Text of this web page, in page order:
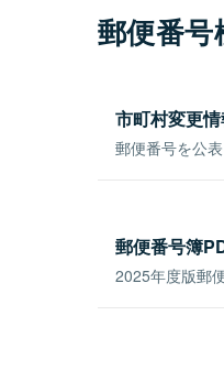
郵便番
市町村変更
郵便番号を公
郵便番号簿
2025年度版郵